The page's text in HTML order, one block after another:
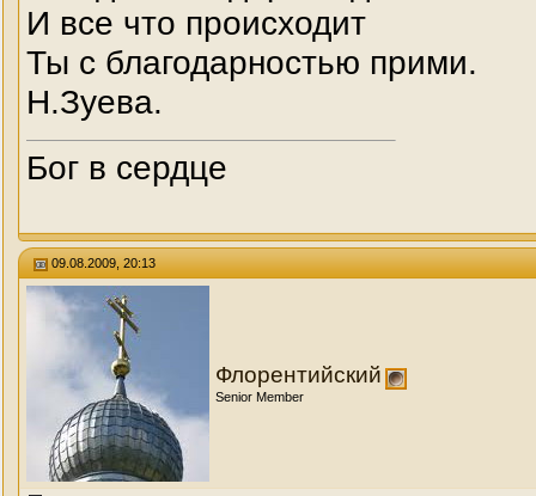
И все что происходит
Ты с благодарностью прими.
Н.Зуева.
Бог в сердце
09.08.2009, 20:13
Флорентийский
Senior Member